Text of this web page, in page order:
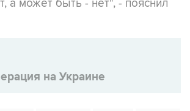
а может быть - нет", - пояснил
на Украине